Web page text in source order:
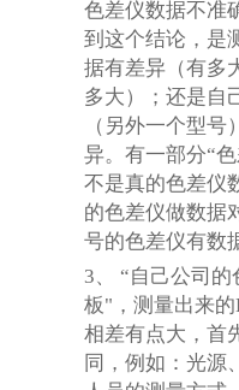
色差仪数据不准
到这个结论，是
据有差异（有多
多大 ）；还是自
（另外一个型
异。有一部分“
不是真的色差仪
的色差仪做数据
号的色差仪有数
3、 “自己公司
板"，测量出来
相差有点大，首
同，例如：光源